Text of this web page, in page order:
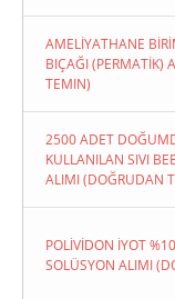
AMELİYATHANE
BIÇAĞI (PERMATİK)
TEMIN)
2500 ADET
KULLANILAN SIVI
ALIMI (DOĞRUDAN
POLİVİDON İYOT
SOLÜSYON ALIMI